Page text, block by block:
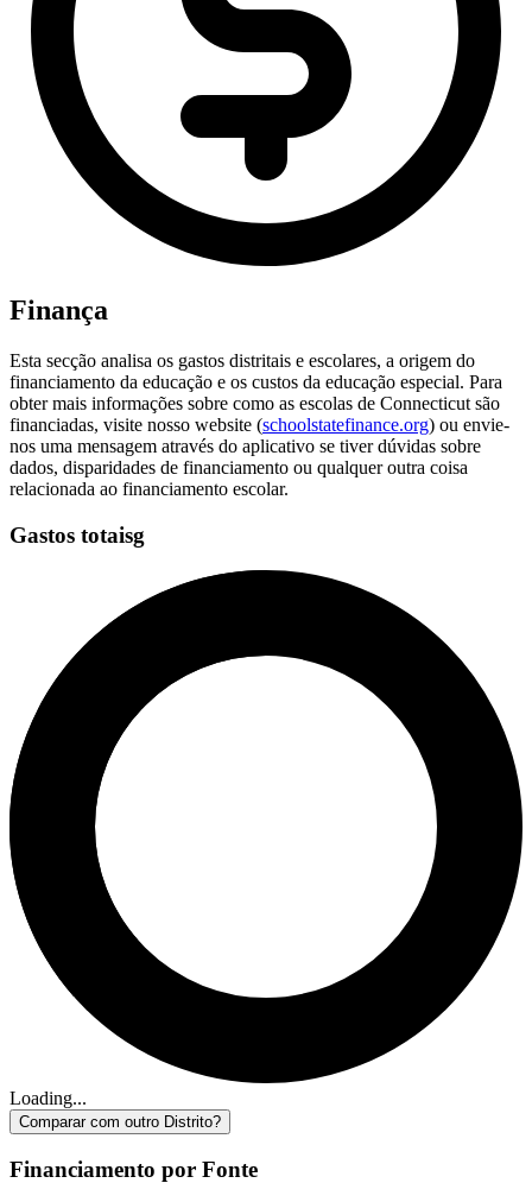
Finança
Esta secção analisa os gastos distritais e escolares, a origem do
financiamento da educação e os custos da educação especial. Para
obter mais informações sobre como as escolas de Connecticut são
financiadas, visite nosso website (schoolstatefinance.org) ou envie-
nos uma mensagem através do aplicativo se tiver dúvidas sobre
dados, disparidades de financiamento ou qualquer outra coisa
relacionada ao financiamento escolar.
Gastos totaisg
Loading...
Comparar com outro Distrito?
Financiamento por Fonte